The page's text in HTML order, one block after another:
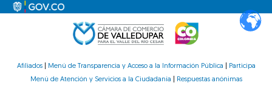
Afiliados| Menú de Transparencia y Acceso a la Información Pública
Participa
Menú de Atención y Servicios a la Ciudadanía
Respuestas anónimas